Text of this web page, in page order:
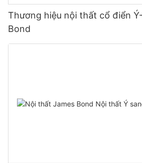
Thương hiệu nội thất cổ điển
Bond